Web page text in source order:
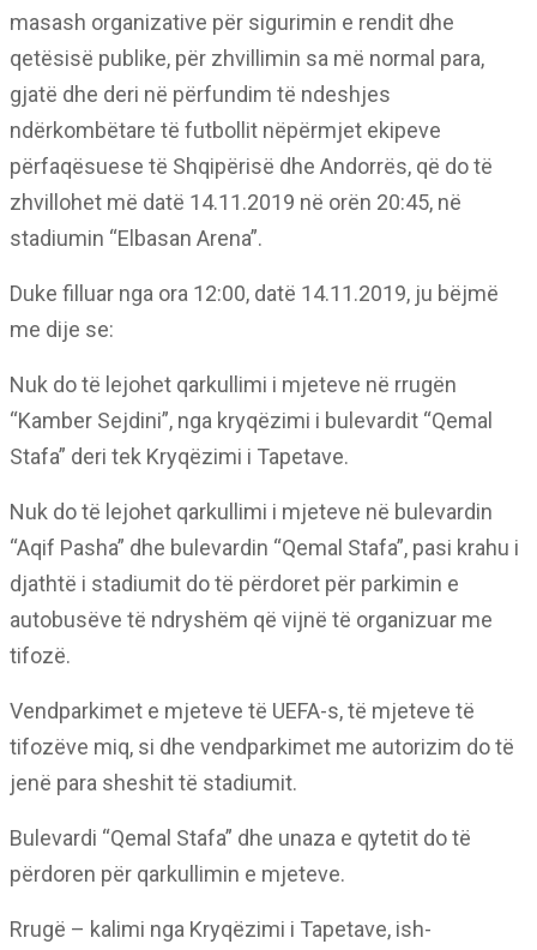
masash organizative për sigurimin e rendit dhe
qetësisë publike, për zhvillimin sa më normal para,
gjatë dhe deri në përfundim të ndeshjes
ndërkombëtare të futbollit nëpërmjet ekipeve
përfaqësuese të Shqipërisë dhe Andorrës, që do të
zhvillohet më datë 14.11.2019 në orën 20:45, në
stadiumin “Elbasan Arena”.
Duke filluar nga ora 12:00, datë 14.11.2019, ju bëjmë
me dije se:
Nuk do të lejohet qarkullimi i mjeteve në rrugën
“Kamber Sejdini”, nga kryqëzimi i bulevardit “Qemal
Stafa” deri tek Kryqëzimi i Tapetave.
Nuk do të lejohet qarkullimi i mjeteve në bulevardin
“Aqif Pasha” dhe bulevardin “Qemal Stafa”, pasi krahu i
djathtë i stadiumit do të përdoret për parkimin e
autobusëve të ndryshëm që vijnë të organizuar me
tifozë.
Vendparkimet e mjeteve të UEFA-s, të mjeteve të
tifozëve miq, si dhe vendparkimet me autorizim do të
jenë para sheshit të stadiumit.
Bulevardi “Qemal Stafa” dhe unaza e qytetit do të
përdoren për qarkullimin e mjeteve.
Rrugë – kalimi nga Kryqëzimi i Tapetave, ish-